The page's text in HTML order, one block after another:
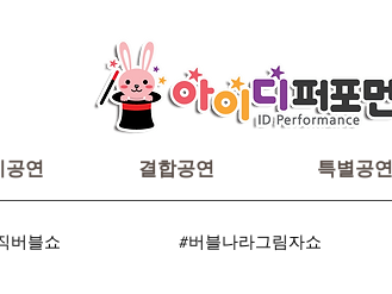
공연 결합공연 특별공연
버블쇼 #버블나라그림자쇼